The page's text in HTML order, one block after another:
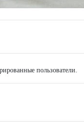
пользователи.